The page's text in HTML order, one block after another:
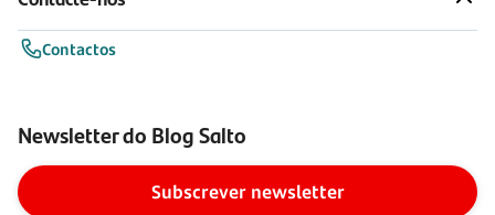
Contactos
Newsletter do Blog Salto
Subscrever newsletter